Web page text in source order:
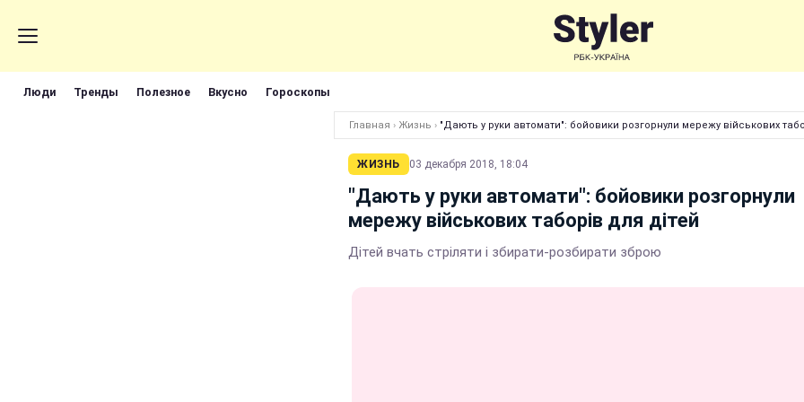
Люди Тренды Полезное Вкусно Гороскопы
Главная › Жизнь › "Дають у руки автомати": бойовики розгорнули мережу військових
ЖИЗНЬ 03 декабря 2018, 18:04
"Дають у руки автомати": бойовики розгорнули
мережу військових таборів для дітей
Дітей вчать стріляти і збирати-розбирати зброю